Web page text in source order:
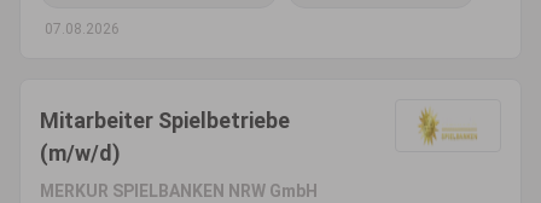
07.08.2026
Mitarbeiter Spielbetriebe
(m/w/d)
MERKUR SPIELBANKEN NRW GmbH